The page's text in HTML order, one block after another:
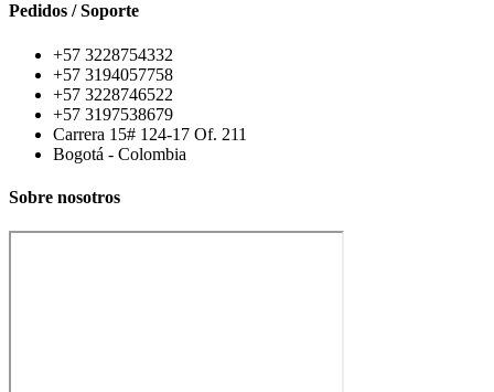
Pedidos / Soporte
+57 3228754332
+57 3194057758
+57 3228746522
+57 3197538679
Carrera 15# 124-17 Of. 211
Bogotá - Colombia
Sobre nosotros